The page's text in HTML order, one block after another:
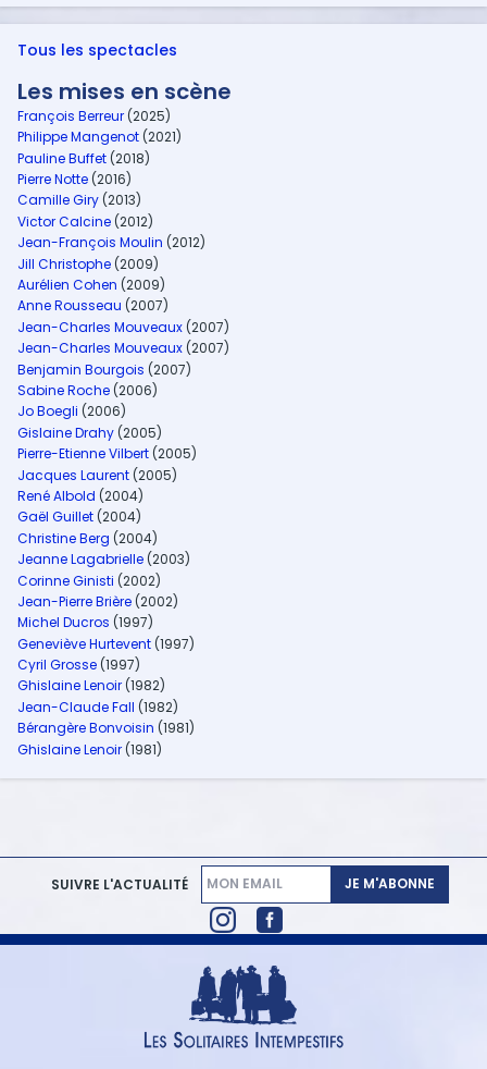
Tous les spectacles
Les mises en scène
François Berreur (2025)
Philippe Mangenot (2021)
Pauline Buffet (2018)
Pierre Notte (2016)
Camille Giry (2013)
Victor Calcine (2012)
Jean-François Moulin (2012)
Jill Christophe (2009)
Aurélien Cohen (2009)
Anne Rousseau (2007)
Jean-Charles Mouveaux (2007)
Jean-Charles Mouveaux (2007)
Benjamin Bourgois (2007)
Sabine Roche (2006)
Jo Boegli (2006)
Gislaine Drahy (2005)
Pierre-Etienne Vilbert (2005)
Jacques Laurent (2005)
René Albold (2004)
Gaël Guillet (2004)
Christine Berg (2004)
Jeanne Lagabrielle (2003)
Corinne Ginisti (2002)
Jean-Pierre Brière (2002)
Michel Ducros (1997)
Geneviève Hurtevent (1997)
Cyril Grosse (1997)
Ghislaine Lenoir (1982)
Jean-Claude Fall (1982)
Bérangère Bonvoisin (1981)
Ghislaine Lenoir (1981)
SUIVRE L'ACTUALITÉ JE M'ABONNE